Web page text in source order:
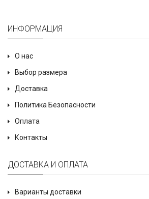
ИНФОРМАЦИЯ
О нас
Выбор размера
Доставка
Политика Безопасности
Оплата
Контакты
ДОСТАВКА И ОПЛАТА
Варианты доставки